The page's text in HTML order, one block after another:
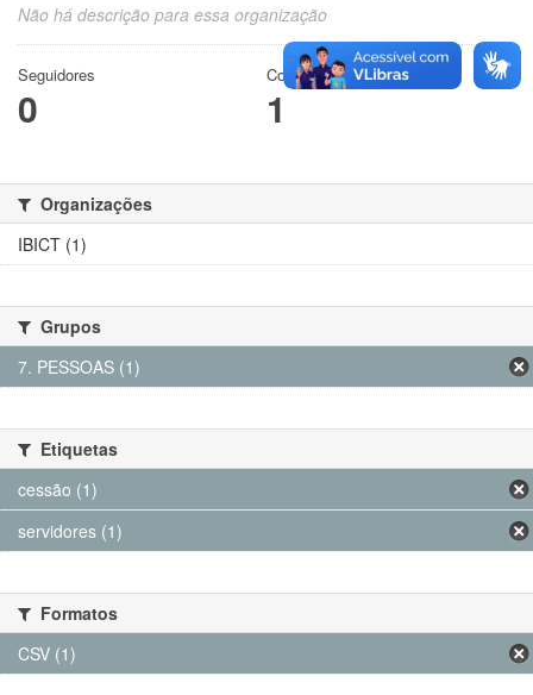
Não há descrição para essa organização
Seguidores
0
Conjuntos de dados
1
Organizações
IBICT (1)
Grupos
7. PESSOAS (1)
Etiquetas
cessão (1)
servidores (1)
Formatos
CSV (1)